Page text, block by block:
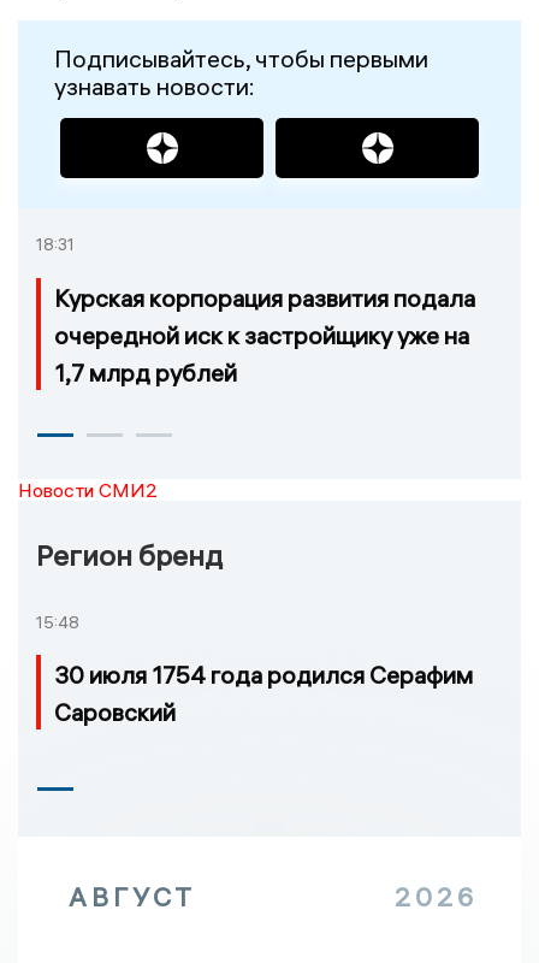
Подписывайтесь, чтобы первыми
узнавать новости:
18:31
Курская корпорация развития подала
очередной иск к застройщику уже на
1,7 млрд рублей
Новости СМИ2
Регион бренд
15:48
30 июля 1754 года родился Серафим
Саровский
АВГУСТ 2026